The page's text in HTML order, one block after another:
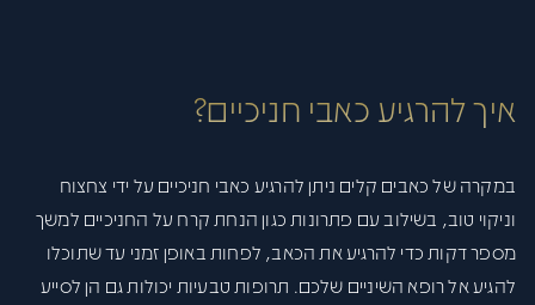
איך להרגיע כאבי חניכיים?
במקרה של כאבים קלים ניתן להרגיע כאבי חניכיים על ידי צחצוח
וניקוי טוב, בשילוב עם פתרונות כגון הנחת קרח על החניכיים למשך
מספר דקות כדי להרגיע את הכאב, לפחות באופן זמני עד שתוכלו
להגיע אל רופא השיניים שלכם. תרופות טבעיות יכולות גם הן לסייע